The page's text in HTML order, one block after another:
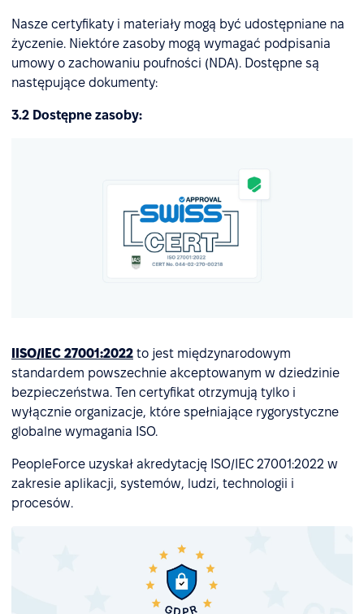
Nasze certyfikaty i materiały mogą być udostępniane na
życzenie. Niektóre zasoby mogą wymagać podpisania
umowy o zachowaniu poufności (NDA). Dostępne są
następujące dokumenty:
3.2 Dostępne zasoby:
IISO/IEC 27001:2022 to jest międzynarodowym
standardem powszechnie akceptowanym w dziedzinie
bezpieczeństwa. Ten certyfikat otrzymują tylko i
wyłącznie organizacje, które spełniające rygorystyczne
globalne wymagania ISO.
PeopleForce uzyskał akredytację ISO/IEC 27001:2022 w
zakresie aplikacji, systemów, ludzi, technologii i
procesów.